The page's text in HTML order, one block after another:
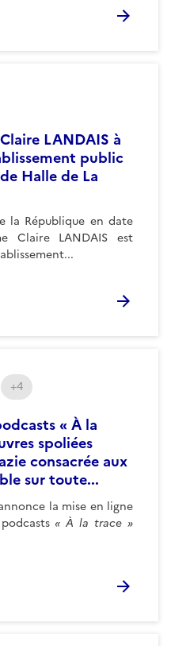
LANDAIS à
public
Halle de La
la République en date
Claire LANDAIS est
« À la
spoliées
consacrée aux
sur toute...
la mise en ligne
« À la trace »
+4